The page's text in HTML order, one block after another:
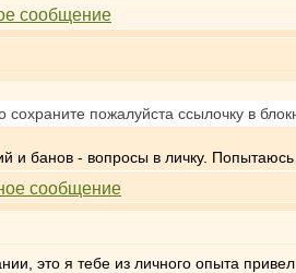
сохраните пожалуйста ссылочку в
и банов - вопросы в личку. Попытаюсь
это я тебе из личного опыта